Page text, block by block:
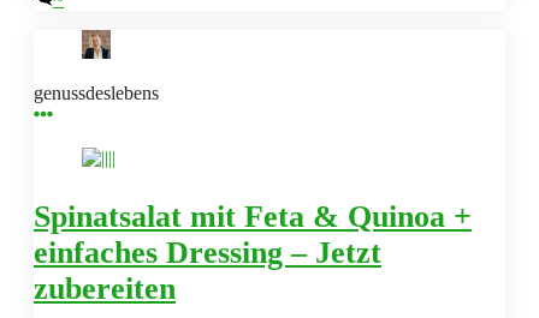
genussdeslebens
Spinatsalat mit Feta & Quinoa +
einfaches Dressing – Jetzt
zubereiten